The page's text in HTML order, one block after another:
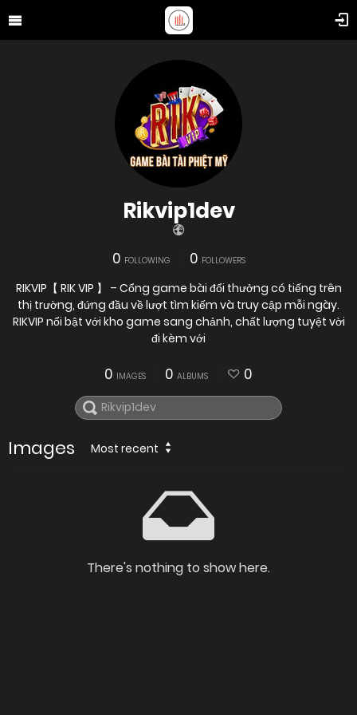
Rikvip1dev
0 FOLLOWING 0 FOLLOWERS
RIKVIP【 RIK VIP 】 – Cổng game bài đổi thưởng có tiếng trên
thị trường, đứng đầu về lượt tìm kiếm và truy cập mỗi ngày.
RIKVIP nổi bật với kho game sang chảnh, chất lượng tuyệt vời
đi kèm với
0 IMAGES 0 ALBUMS 0
Images Most recent
There's nothing to show here.